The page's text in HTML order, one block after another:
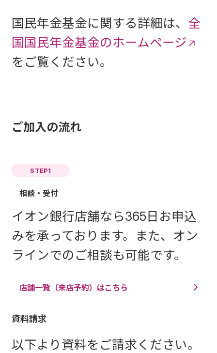
国民年金基金に関する詳細は、 全
国国民年金基金のホームページ
をご覧ください。
ご加入の流れ
STEP1
相談・受付
イオン銀行店舗なら365日お申込
みを承っております。また、オン
ラインでのご相談も可能です。
店舗一覧（来店予約）はこちら
資料請求
以下より資料をご請求ください。